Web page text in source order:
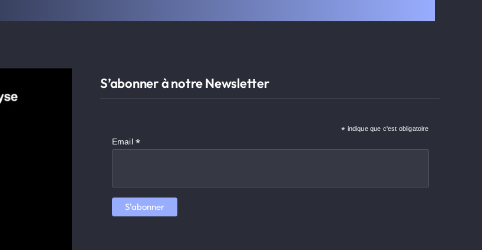
S’abonner à notre Newsletter
* indique que c'est obligatoire
Email *